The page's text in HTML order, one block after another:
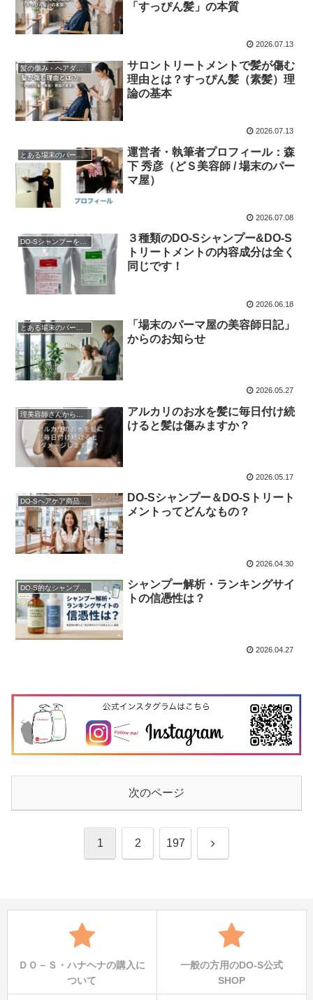
「すっぴん髪」の本質
2026.07.13
髪の傷み・ヘアダメージ
サロントリートメントで髪が傷む
理由とは？すっぴん髪（素髪）理
論の基本
2026.07.13
運営者・執筆者プロフィール：森
下 秀彦（どＳ美容師 / 場末のパー
マ屋）
2026.07.08
３種類のDO-Sシャンプー&DO-S
トリートメントの内容成分は全く
同じです！
2026.06.18
とある場末のパーマ屋
「場末のパーマ屋の美容師日記」
からのお知らせ
2026.05.27
アルカリのお水を髪に毎日付け続
けると髪は傷みますか？
2026.05.17
DO-Sヘアケア商品説明
DO-Sシャンプー＆DO-Sトリート
メントってどんなもの？
2026.04.30
DO-S的なシャンプー解析
シャンプー解析・ランキングサイ
トの信憑性は？
2026.04.27
次のページ
1 2 197 次
ＤＯ－Ｓ・ハナヘナの購入に
ついて
一般の方用のDO-S公式
SHOP